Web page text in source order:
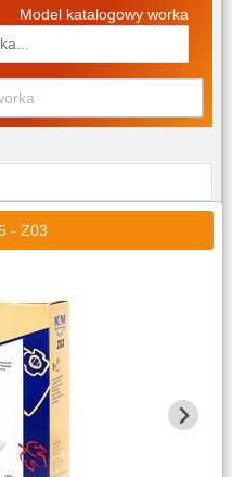
Model katalogowy worka
- Z03